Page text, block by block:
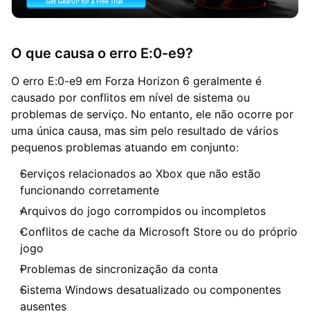
O que causa o erro E:0-e9?
O erro E:0-e9 em Forza Horizon 6 geralmente é
causado por conflitos em nível de sistema ou
problemas de serviço. No entanto, ele não ocorre por
uma única causa, mas sim pelo resultado de vários
pequenos problemas atuando em conjunto:
Serviços relacionados ao Xbox que não estão
funcionando corretamente
Arquivos do jogo corrompidos ou incompletos
Conflitos de cache da Microsoft Store ou do próprio
jogo
Problemas de sincronização da conta
Sistema Windows desatualizado ou componentes
ausentes